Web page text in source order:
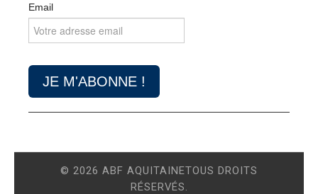
Email
© 2026 ABF AQUITAINETOUS DROITS
RÉSERVÉS.